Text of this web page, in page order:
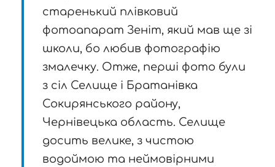
старенький плівковий
фотоапарат Зеніт, який мав ще зі
школи, бо любив фотографію
змалечку. Отже, перші фото були
з сіл Селище і Братанівка
Сокирянського району,
Чернівецька область. Селище
досить велике, з чистою
водоймою та неймовірними